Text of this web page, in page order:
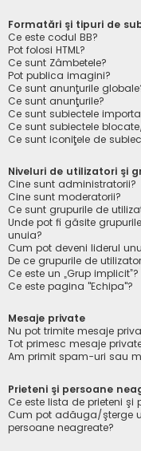
Formatări şi tipuri de
Ce este codul BB?
Pot folosi HTML?
Ce sunt Zâmbetele?
Pot publica imagini?
Ce sunt anunţurile
Ce sunt anunţurile?
Ce sunt subiectele
Ce sunt subiectele
Ce sunt iconiţele de
Niveluri de utilizatori şi
Cine sunt administratorii?
Cine sunt moderatorii?
Ce sunt grupurile de
Unde pot fi găsite
unuia?
Cum pot deveni liderul
De ce grupurile de
Ce este un „Grup implicit”?
Ce este pagina "Echipa"?
Mesaje private
Nu pot trimite mesaje
Tot primesc mesaje
Am primit spam-uri sau
Prieteni şi persoane
Ce este lista de prieteni şi
Cum pot adăuga/şterge
persoane neagreate?